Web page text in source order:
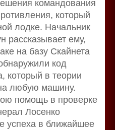
командования
который
лодке. Начальник
рассказывает ему,
на базу Скайнета
код
который в теории
любую машину.
помощь в проверке
Лосенко
успеха в ближайшее